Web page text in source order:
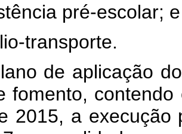
pré-escolar; e
transporte.
de aplicação
fomento,
2015, a execução